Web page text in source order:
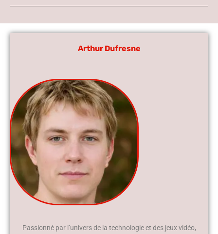
Arthur Dufresne
Passionné par l’univers de la technologie et des jeux vidéo,